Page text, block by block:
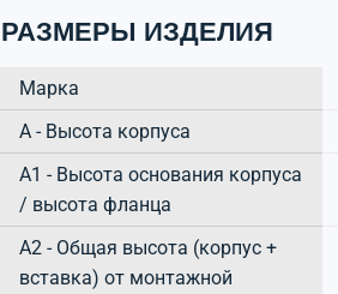
РАЗМЕРЫ ИЗДЕЛИЯ
Марка
А - Высота корпуса
A1 - Высота основания корпуса
/ высота фланца
A2 - Общая высота (корпус +
вставка) от монтажной